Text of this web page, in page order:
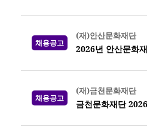
채용공고
(재)안산문화재단
2026년 안산문화
채용공고
(재)금천문화재단
금천문화재단